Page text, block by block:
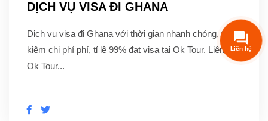
DỊCH VỤ VISA ĐI GHANA
Dịch vụ visa đi Ghana với thời gian nhanh chóng, tiết
kiệm chi phí phí, tỉ lệ 99% đạt visa tại Ok Tour. Liên hệ
Ok Tour...